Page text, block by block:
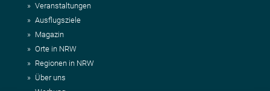
Veranstaltungen
Ausflugsziele
Magazin
Orte in NRW
Regionen in NRW
Über uns